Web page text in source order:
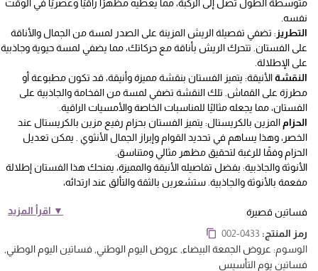
▼ اقرأ المزيد
متوسطة الطول تصل إلى الركبة، مما يعطيه مظهرًا راقيًا وعصريًا في الوقت
نفسه.
التطريز: تضفي تفصيلة الريش المزينة على الصدر لمسة من الجمال والأناقة
على الفستان. تتحرك الريش بأناقة مع حركاتك، مما يضفي لمسة حيوية وجاذبية
على الإطلالة.
النقشةالأنيقة: يتميز الفستان بنقشة مميزة وأنيقة، قد تكون مطبوعة أو
مطرزة على القماش. تلك النقشة تضفي لمسة من الفخامة والجاذبية على
الفستان، مما يجعله مثاليًا للمناسبات الخاصة والأمسيات الراقية.
الحزامالمزين بالكريستال: يتميز الفستان بحزام رفيع مزين بالكريستال عند
الخصر، وهذا يساهم في تحديد القوام وإبراز الجمال الأنثوي . يمكن تعديل
الحزام وفقًا للرغبة لتحقيق مظهر مثالي ومتناسق.
الأنوثة والجاذبية: بفضل تفاصيله الأنيقة والمميزة، يمنحك هذا الفستان إطلالة
مفعمة بالأنوثة والجاذبية. ستشعرين بالثقة والتألق عند ارتدائه،
فساتين قصيرة
رمز المنتج:002-0433
الوسوم:عروض الجمعة البيضاء, عروض اليوم الوطني فساتين اليوم الوطني
فساتين يوم التأسيس